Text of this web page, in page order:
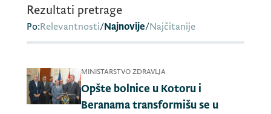
Rezultati pretrage
Po:Relevantnosti/Najnovije/Najčitanije
MINISTARSTVO ZDRAVLJA
Opšte bolnice u Kotoru i
Beranama transformišu se u